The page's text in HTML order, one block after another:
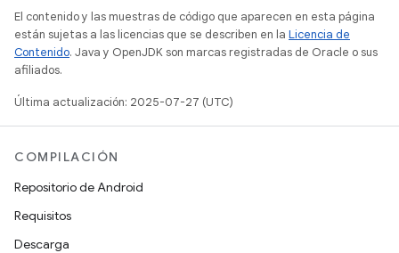
El contenido y las muestras de código que aparecen en esta página
están sujetas a las licencias que se describen en la Licencia de
Contenido. Java y OpenJDK son marcas registradas de Oracle o sus
afiliados.
Última actualización: 2025-07-27 (UTC)
COMPILACIÓN
Repositorio de Android
Requisitos
Descarga